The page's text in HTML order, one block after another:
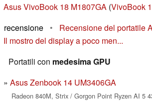
Asus VivoBook 18 M1807GA (VivoBook
recensione
•
Recensione del portatile
Il mostro del display a poco men...
Portatili con medesima GPU
Asus Zenbook 14 UM3406GA
Radeon 840M, Strix / Gorgon Point Ryzen AI 5